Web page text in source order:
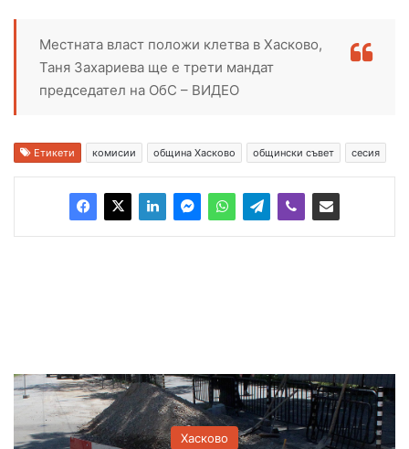
Местната власт положи клетва в Хасково,
Таня Захариева ще е трети мандат
председател на ОбС – ВИДЕО
Етикети комисии община Хасково общински съвет сесия
Хасково